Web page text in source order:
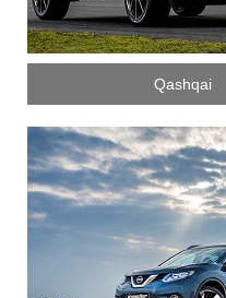
Qashqai